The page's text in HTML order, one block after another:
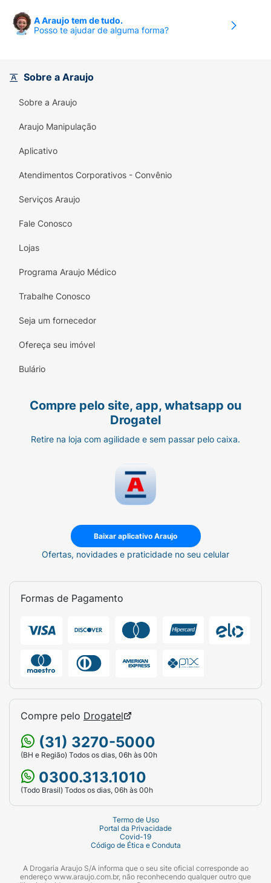
A Araujo tem de tudo.
Posso te ajudar de alguma forma?
Sobre a Araujo
Sobre a Araujo
Araujo Manipulação
Aplicativo
Atendimentos Corporativos - Convênio
Serviços Araujo
Fale Conosco
Lojas
Programa Araujo Médico
Trabalhe Conosco
Seja um fornecedor
Ofereça seu imóvel
Bulário
Compre pelo site, app, whatsapp ou
Drogatel
Retire na loja com agilidade e sem passar pelo caixa.
Baixar aplicativo Araujo
Ofertas, novidades e praticidade no seu celular
Formas de Pagamento
Compre pelo Drogatel
(31) 3270-5000
(BH e Região) Todos os dias, 06h às 00h
0300.313.1010
(Todo Brasil) Todos os dias, 06h às 00h
Termo de Uso
Portal da Privacidade
Covid-19
Código de Ética e Conduta
A Drogaria Araujo S/A informa que o seu site oficial corresponde ao
endereço www.araujo.com.br, não reconhecendo qualquer outro que